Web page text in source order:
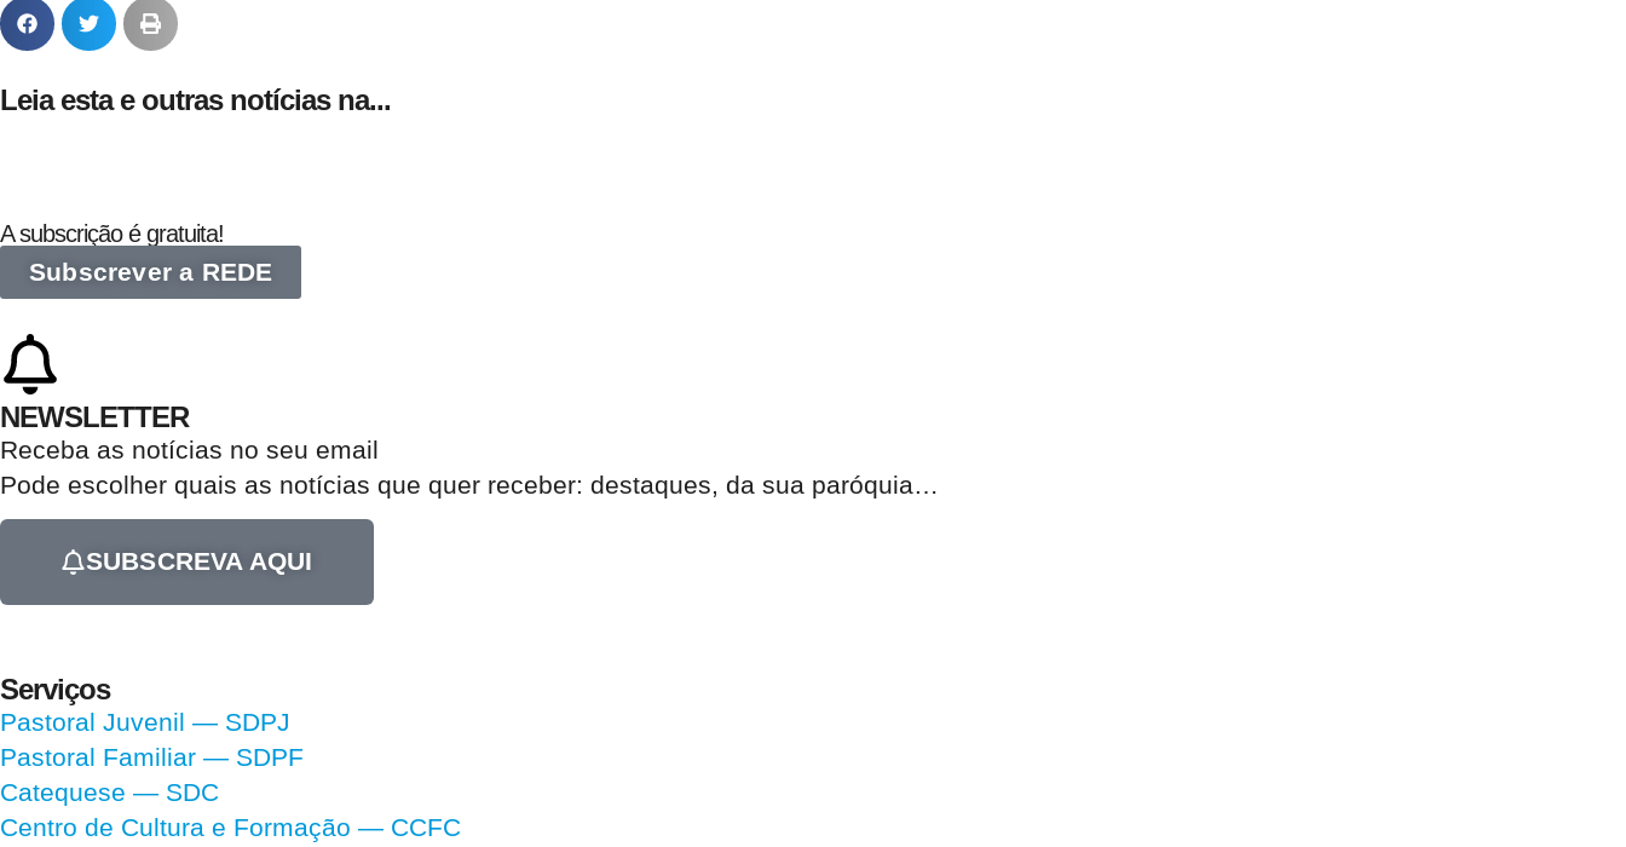
Leia esta e outras notícias na...
A subscrição é gratuita!
Subscrever a REDE
NEWSLETTER
Receba as notícias no seu email​
Pode escolher quais as notícias que quer receber: destaques, da sua paróquia…
SUBSCREVA AQUI
Serviços
Pastoral Juvenil — SDPJ
Pastoral Familiar — SDPF
Catequese — SDC
Centro de Cultura e Formação — CCFC